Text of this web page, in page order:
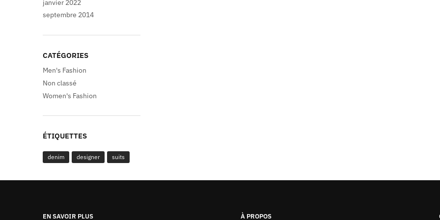
janvier 2022
septembre 2014
CATÉGORIES
Men's Fashion
Non classé
Women's Fashion
ÉTIQUETTES
denim designer suits
EN SAVOIR PLUS À PROPOS